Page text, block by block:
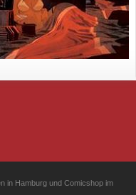
in Hamburg und Comicshop im